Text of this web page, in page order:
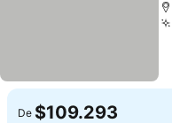
De $109.293